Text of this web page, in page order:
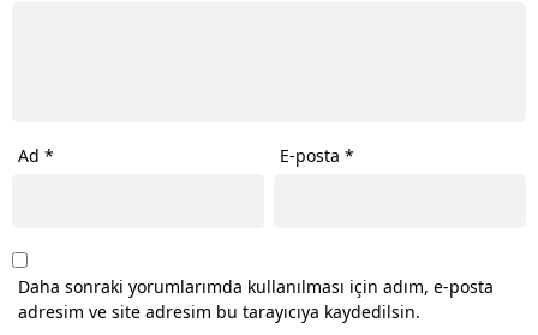
Ad * E-posta*
Daha sonraki yorumlarımda kullanılması için adım, e-posta
adresim ve site adresim bu tarayıcıya kaydedilsin.